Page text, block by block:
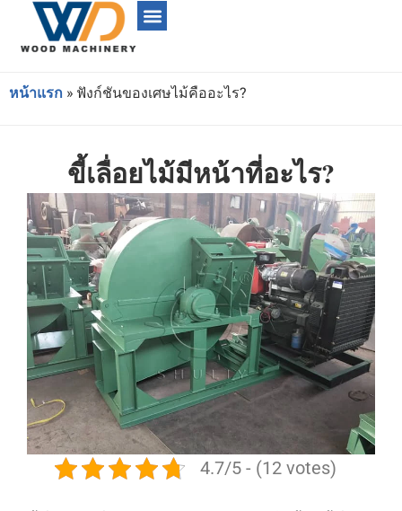
หน้าแรก » ฟังก์ชันของเศษไม้คืออะไร?
ขี้เลื่อยไม้มีหน้าที่อะไร?
4.7/5 - (12 votes)